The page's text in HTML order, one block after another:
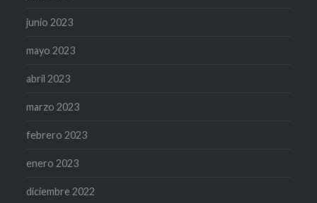
junio 2023
mayo 2023
abril 2023
marzo 2023
febrero 2023
enero 2023
diciembre 2022